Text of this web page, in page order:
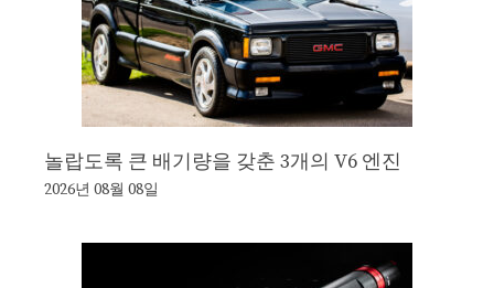
놀랍도록 큰 배기량을 갖춘 3개의 V6 엔진
2026년 08월 08일